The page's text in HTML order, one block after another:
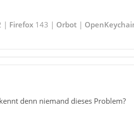
| Firefox143 | Orbot|
denn niemand dieses Problem?